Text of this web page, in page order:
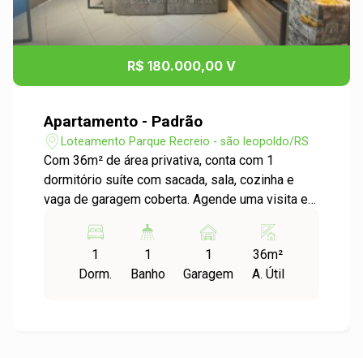
R$ 180.000,00 V
Apartamento - Padrão
Loteamento Parque Recreio - são leopoldo/RS
Com 36m² de área privativa, conta com 1
dormitório suíte com sacada, sala, cozinha e
vaga de garagem coberta. Agende uma visita e
1
Dorm.
1
Banho
1
Garagem
36m²
A. Útil